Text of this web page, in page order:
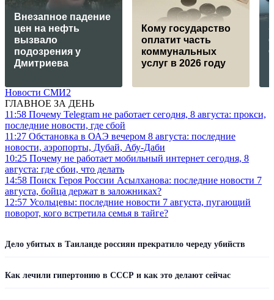
Внезапное падение
цен на нефть
вызвало
подозрения у
Дмитриева
Кому государство
оплатит часть
коммунальных
услуг в 2026 году
Новости СМИ2
ГЛАВНОЕ ЗА ДЕНЬ
11:58 Почему Telegram не работает сегодня, 8 августа: прокси,
последние новости, где сбой
11:27 Обстановка в ОАЭ вечером 8 августа: последние
новости, аэропорты, Дубай, Абу-Даби
10:25 Почему не работает мобильный интернет сегодня, 8
августа: где сбои, что делать
14:58 Поиск Героя России Асылханова: последние новости 7
августа, бойца держат в заложниках?
12:57 Усольцевы: последние новости 7 августа, пугающий
поворот, кого встретила семья в тайге?